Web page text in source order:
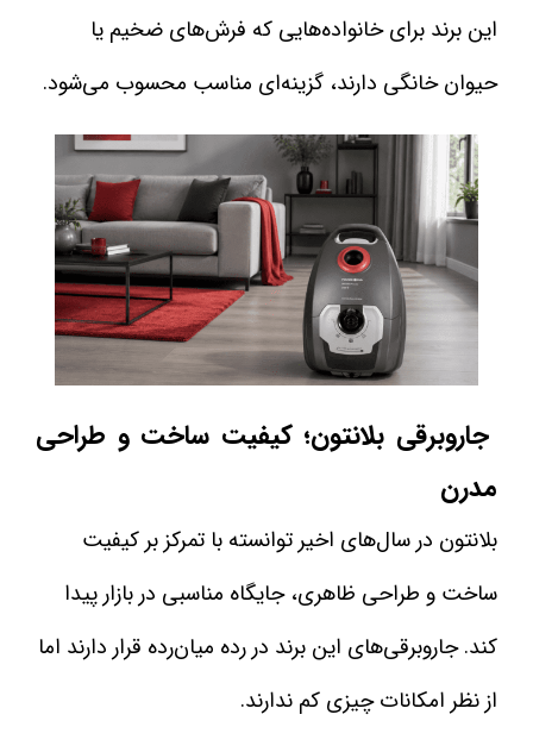
این برند برای خانواده‌هایی که فرش‌های ضخیم یا
حیوان خانگی دارند، گزینه‌ای مناسب محسوب می‌شود.
جاروبرقی بلانتون؛ کیفیت ساخت و طراحی
مدرن
بلانتون در سال‌های اخیر توانسته با تمرکز بر کیفیت
ساخت و طراحی ظاهری، جایگاه مناسبی در بازار پیدا
کند. جاروبرقی‌های این برند در رده میان‌رده قرار دارند اما
از نظر امکانات چیزی کم ندارند.